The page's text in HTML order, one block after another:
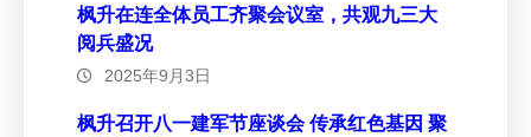
枫升在连全体员工齐聚会议室，共观九三大
阅兵盛况
2025年9月3日
枫升召开八一建军节座谈会 传承红色基因 聚